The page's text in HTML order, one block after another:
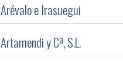
Arévalo e Irasuegui
Artamendi y Cª, S.L.